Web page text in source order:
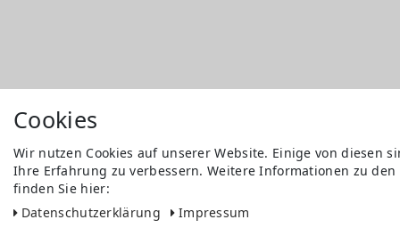
Cookies
Wir nutzen Cookies auf unserer Website. Einige von diesen
Ihre Erfahrung zu verbessern. Weitere Informationen zu
finden Sie hier:
Daten­schutz­erklärung
Impressum